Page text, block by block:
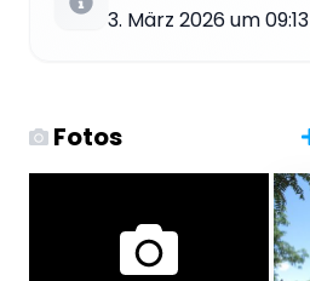
3. März 2026 um 09:13
Fotos